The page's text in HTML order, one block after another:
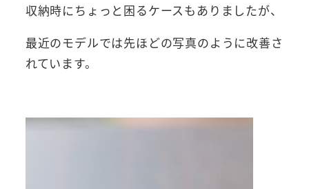
収納時にちょっと困るケースもありましたが、
最近のモデルでは先ほどの写真のように改善さ
れています。